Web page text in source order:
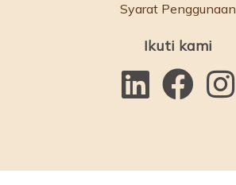
Syarat Penggunaan
Ikuti kami